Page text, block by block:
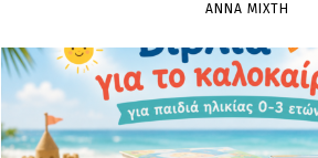
ΆΝΝΑ ΜΊΧΤΗ